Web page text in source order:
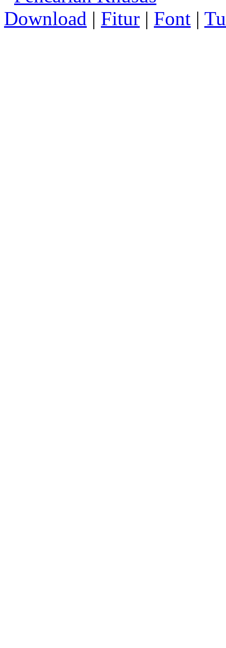
Download | Fitur | Font |